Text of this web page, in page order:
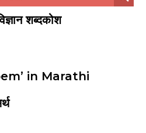
शब्दकोश
in Marathi